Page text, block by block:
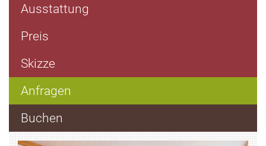
Ausstattung
Preis
Skizze
Anfragen
Buchen